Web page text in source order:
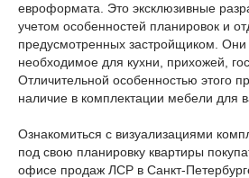
евроформата. Это эксклюзивные
учетом особенностей планировок и
предусмотренных застройщиком.
необходимое для кухни, прихожей,
Отличительной особенностью этого
наличие в комплектации мебели для
Ознакомиться с визуализациями
под свою планировку квартиры
офисе продаж ЛСР в Санкт-